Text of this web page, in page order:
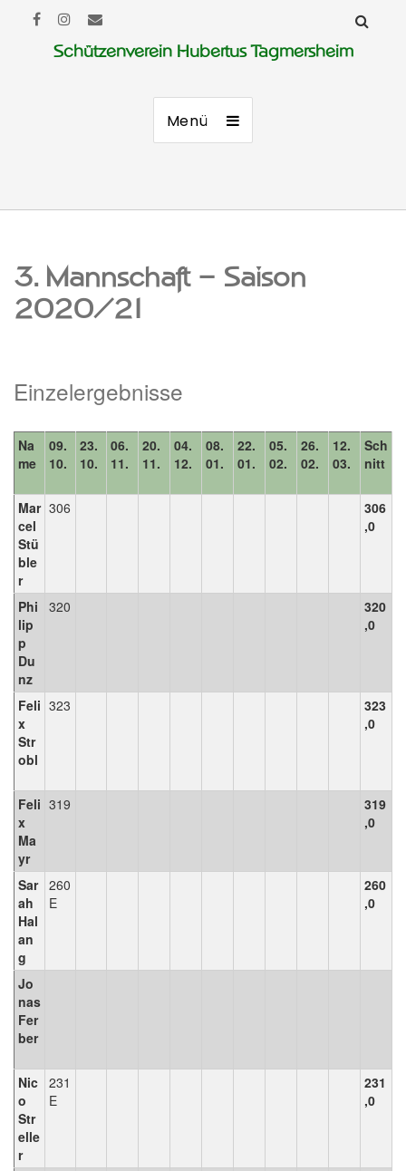
Schützenverein Hubertus Tagmersheim
Menü
3. Mannschaft – Saison
2020/21
Einzelergebnisse
Na
me
09.
10.
23.
10.
06.
11.
20.
11.
04.
12.
08.
01.
22.
01.
05.
02.
26.
02.
12.
03.
Sch
nitt
Mar
cel
Stü
ble
r
306
306
,0
Phi
lip
p
Du
nz
320
320
,0
Feli
x
Str
obl
323
323
,0
Feli
x
Ma
yr
319
319
,0
Sar
ah
Hal
an
g
260
E
260
,0
Jo
nas
Fer
ber
Nic
o
Str
elle
r
231
E
231
,0